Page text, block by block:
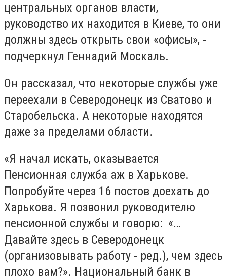
центральных органов власти,
руководство их находится в Киеве, то они
должны здесь открыть свои «офисы», -
подчеркнул Геннадий Москаль.
Он рассказал, что некоторые службы уже
переехали в Северодонецк из Сватово и
Старобельска. А некоторые находятся
даже за пределами области.
«Я начал искать, оказывается
Пенсионная служба аж в Харькове.
Попробуйте через 16 постов доехать до
Харькова. Я позвонил руководителю
пенсионной службы и говорю: «…
Давайте здесь в Северодонецк
(организовывать работу - ред.), чем здесь
плохо вам?». Национальный банк в